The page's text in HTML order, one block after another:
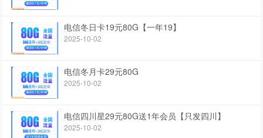
电信冬日卡19元80G【一年19】
2025-10-02
电信冬月卡29元80G
2025-10-02
电信四川星29元80G送1年会员【只发四川】
2025-10-02